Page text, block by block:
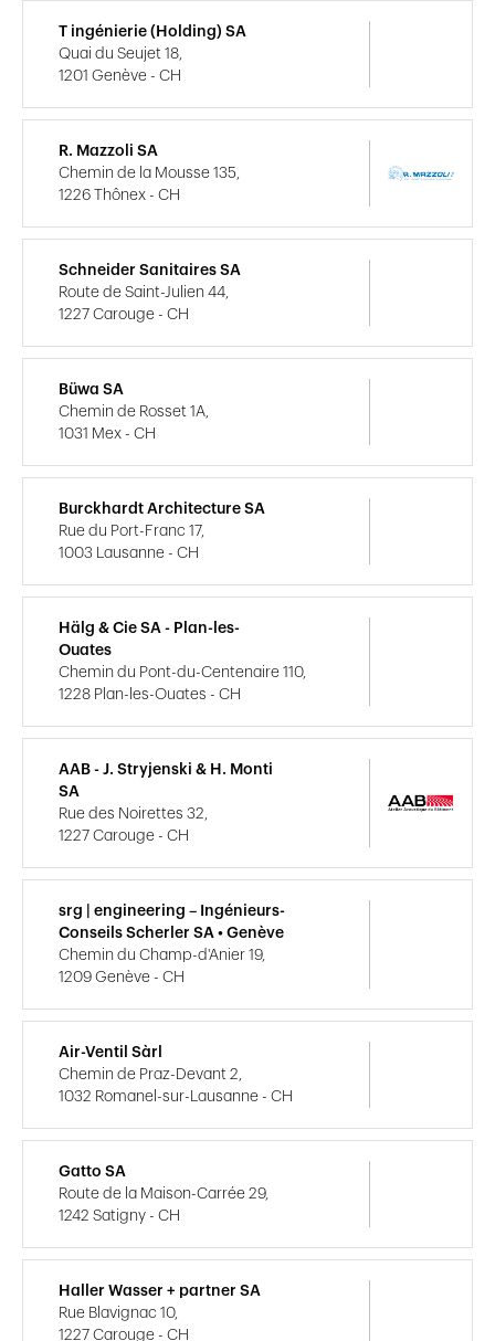
T ingénierie (Holding) SA
Quai du Seujet 18,
1201 Genève - CH
R. Mazzoli SA
Chemin de la Mousse 135,
1226 Thônex - CH
Schneider Sanitaires SA
Route de Saint-Julien 44,
1227 Carouge - CH
Büwa SA
Chemin de Rosset 1A,
1031 Mex - CH
Burckhardt Architecture SA
Rue du Port-Franc 17,
1003 Lausanne - CH
Hälg & Cie SA - Plan-les-
Ouates
Chemin du Pont-du-Centenaire 110,
1228 Plan-les-Ouates - CH
AAB - J. Stryjenski & H. Monti
SA
Rue des Noirettes 32,
1227 Carouge - CH
srg | engineering – Ingénieurs-
Conseils Scherler SA • Genève
Chemin du Champ-d'Anier 19,
1209 Genève - CH
Air-Ventil Sàrl
Chemin de Praz-Devant 2,
1032 Romanel-sur-Lausanne - CH
Gatto SA
Route de la Maison-Carrée 29,
1242 Satigny - CH
Haller Wasser + partner SA
Rue Blavignac 10,
1227 Carouge - CH